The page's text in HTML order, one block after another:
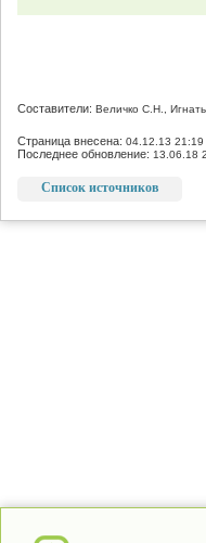
Составители: Величко С.Н.,
Страница внесена: 04.12.13 21:19
Последнее обновление: 13.06.18
Список источников